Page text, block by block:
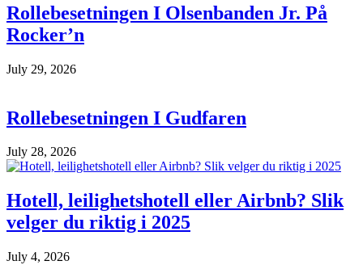
Rollebesetningen I Olsenbanden Jr. På
Rocker’n
July 29, 2026
Rollebesetningen I Gudfaren
July 28, 2026
Hotell, leilighetshotell eller Airbnb? Slik
velger du riktig i 2025
July 4, 2026